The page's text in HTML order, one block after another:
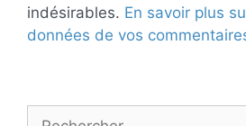
indésirables. En savoir plus
données de vos
Rechercher :